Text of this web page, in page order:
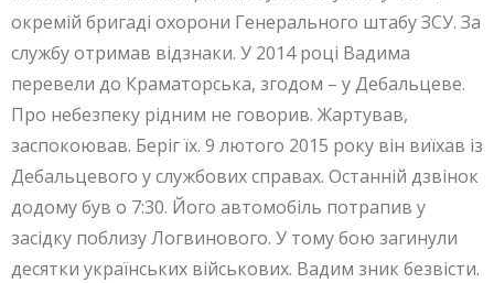
окремій бригаді охорони Генерального штабу ЗСУ. За
службу отримав відзнаки. У 2014 році Вадима
перевели до Краматорська, згодом – у Дебальцеве.
Про небезпеку рідним не говорив. Жартував,
заспокоював. Беріг їх. 9 лютого 2015 року він виїхав із
Дебальцевого у службових справах. Останній дзвінок
додому був о 7:30. Його автомобіль потрапив у
засідку поблизу Логвинового. У тому бою загинули
десятки українських військових. Вадим зник безвісти.